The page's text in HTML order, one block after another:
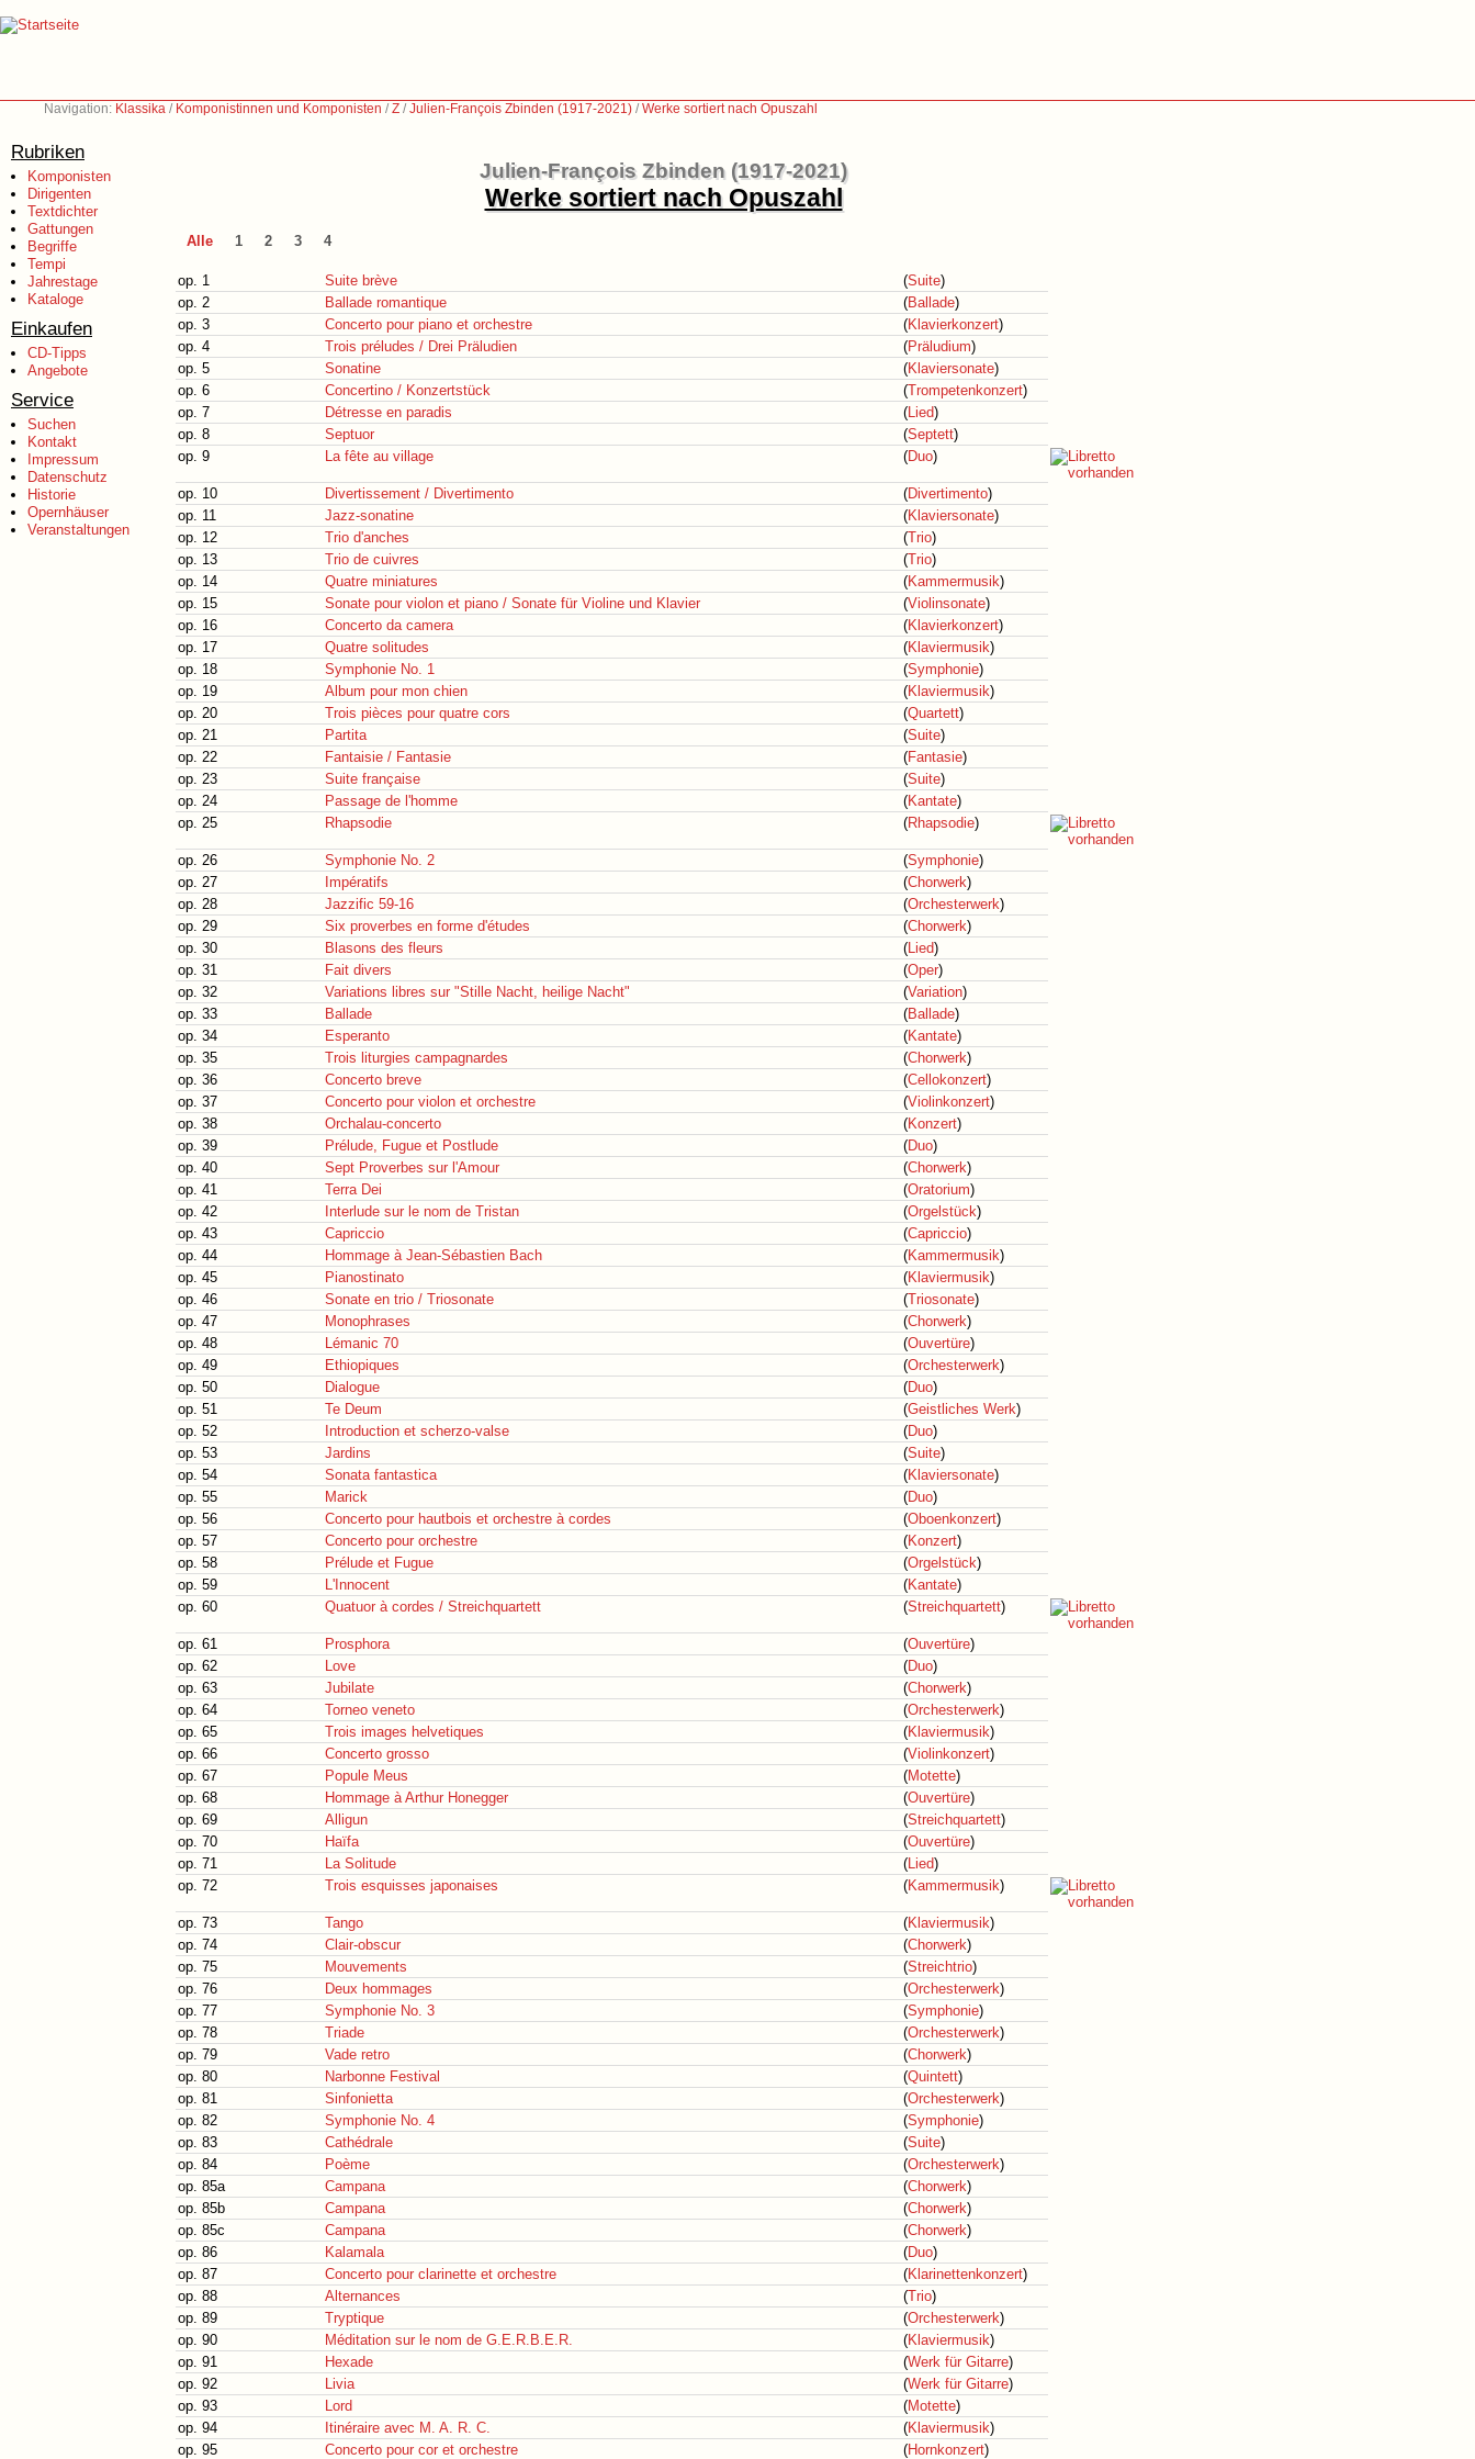
Navigation: Klassika / Komponistinnen und Komponisten /Z /Julien-François Zbinden (1917-2021) /Werke sortiert nach Opuszahl
Rubriken
Komponisten
Dirigenten
Textdichter
Gattungen
Begriffe
Tempi
Jahrestage
Kataloge
Einkaufen
CD-Tipps
Angebote
Service
Suchen
Kontakt
Impressum
Datenschutz
Historie
Opernhäuser
Veranstaltungen
Julien-François Zbinden (1917-2021)
Werke sortiert nach Opuszahl
Alle 1 2 3 4
op. 1 Suite brève (Suite)
op. 2
Ballade romantique (Ballade)
op. 3
Concerto pour piano et orchestre (Klavierkonzert)
op. 4
Trois préludes / Drei Präludien (Präludium)
op. 5
Sonatine (Klaviersonate)
op. 6
Concertino / Konzertstück (Trompetenkonzert)
op. 7
Détresse en paradis (Lied)
op. 8
Septuor (Septett)
op. 9
La fête au village (Duo)
op. 10 Divertissement / Divertimento (Divertimento)
op. 11
Jazz-sonatine (Klaviersonate)
op. 12
Trio d'anches (Trio)
op. 13
Trio de cuivres (Trio)
op. 14
Quatre miniatures (Kammermusik)
op. 15
Sonate pour violon et piano / Sonate für Violine und Klavier (Violinsonate)
op. 16
Concerto da camera (Klavierkonzert)
op. 17
Quatre solitudes (Klaviermusik)
op. 18
Symphonie No. 1 (Symphonie)
op. 19
Album pour mon chien (Klaviermusik)
op. 20
Trois pièces pour quatre cors (Quartett)
op. 21
Partita (Suite)
op. 22
Fantaisie / Fantasie (Fantasie)
op. 23
Suite française (Suite)
op. 24
Passage de l'homme (Kantate)
op. 25
Rhapsodie (Rhapsodie)
op. 26 Symphonie No. 2 (Symphonie)
op. 27
Impératifs (Chorwerk)
op. 28
Jazzific 59-16 (Orchesterwerk)
op. 29
Six proverbes en forme d'études (Chorwerk)
op. 30
Blasons des fleurs (Lied)
op. 31
Fait divers (Oper)
op. 32
Variations libres sur "Stille Nacht, heilige Nacht" (Variation)
op. 33
Ballade (Ballade)
op. 34
Esperanto (Kantate)
op. 35
Trois liturgies campagnardes (Chorwerk)
op. 36
Concerto breve (Cellokonzert)
op. 37
Concerto pour violon et orchestre (Violinkonzert)
op. 38
Orchalau-concerto (Konzert)
op. 39
Prélude, Fugue et Postlude (Duo)
op. 40
Sept Proverbes sur l'Amour (Chorwerk)
op. 41
Terra Dei (Oratorium)
op. 42
Interlude sur le nom de Tristan (Orgelstück)
op. 43
Capriccio (Capriccio)
op. 44
Hommage à Jean-Sébastien Bach (Kammermusik)
op. 45
Pianostinato (Klaviermusik)
op. 46
Sonate en trio / Triosonate (Triosonate)
op. 47
Monophrases (Chorwerk)
op. 48
Lémanic 70 (Ouvertüre)
op. 49
Ethiopiques (Orchesterwerk)
op. 50
Dialogue (Duo)
op. 51
Te Deum (Geistliches Werk)
op. 52
Introduction et scherzo-valse (Duo)
op. 53
Jardins (Suite)
op. 54
Sonata fantastica (Klaviersonate)
op. 55
Marick (Duo)
op. 56
Concerto pour hautbois et orchestre à cordes (Oboenkonzert)
op. 57
Concerto pour orchestre (Konzert)
op. 58
Prélude et Fugue (Orgelstück)
op. 59
L'Innocent (Kantate)
op. 60
Quatuor à cordes / Streichquartett (Streichquartett)
op. 61 Prosphora (Ouvertüre)
op. 62
Love (Duo)
op. 63
Jubilate (Chorwerk)
op. 64
Torneo veneto (Orchesterwerk)
op. 65
Trois images helvetiques (Klaviermusik)
op. 66
Concerto grosso (Violinkonzert)
op. 67
Popule Meus (Motette)
op. 68
Hommage à Arthur Honegger (Ouvertüre)
op. 69
Alligun (Streichquartett)
op. 70
Haïfa (Ouvertüre)
op. 71
La Solitude (Lied)
op. 72
Trois esquisses japonaises (Kammermusik)
op. 73 Tango (Klaviermusik)
op. 74
Clair-obscur (Chorwerk)
op. 75
Mouvements (Streichtrio)
op. 76
Deux hommages (Orchesterwerk)
op. 77
Symphonie No. 3 (Symphonie)
op. 78
Triade (Orchesterwerk)
op. 79
Vade retro (Chorwerk)
op. 80
Narbonne Festival (Quintett)
op. 81
Sinfonietta (Orchesterwerk)
op. 82
Symphonie No. 4 (Symphonie)
op. 83
Cathédrale (Suite)
op. 84
Poème (Orchesterwerk)
op. 85a
Campana (Chorwerk)
op. 85b
Campana (Chorwerk)
op. 85c
Campana (Chorwerk)
op. 86
Kalamala (Duo)
op. 87
Concerto pour clarinette et orchestre (Klarinettenkonzert)
op. 88
Alternances (Trio)
op. 89
Tryptique (Orchesterwerk)
op. 90
Méditation sur le nom de G.E.R.B.E.R. (Klaviermusik)
op. 91
Hexade (Werk für Gitarre)
op. 92
Livia (Werk für Gitarre)
op. 93
Lord (Motette)
op. 94
Itinéraire avec M. A. R. C. (Klaviermusik)
op. 95
Concerto pour cor et orchestre (Hornkonzert)